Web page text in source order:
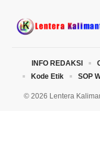
© 2026 Lentera
INFO REDAKSI
Kode Etik
SOP